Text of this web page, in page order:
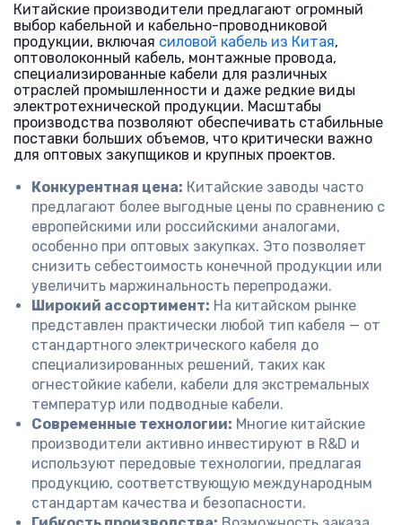
Китайские производители предлагают огромный
выбор кабельной и кабельно-проводниковой
продукции, включая силовой кабель из Китая,
оптоволоконный кабель, монтажные провода,
специализированные кабели для различных
отраслей промышленности и даже редкие виды
электротехнической продукции. Масштабы
производства позволяют обеспечивать стабильные
поставки больших объемов, что критически важно
для оптовых закупщиков и крупных проектов.
Конкурентная цена: Китайские заводы часто
предлагают более выгодные цены по сравнению с
европейскими или российскими аналогами,
особенно при оптовых закупках. Это позволяет
снизить себестоимость конечной продукции или
увеличить маржинальность перепродажи.
Широкий ассортимент: На китайском рынке
представлен практически любой тип кабеля — от
стандартного электрического кабеля до
специализированных решений, таких как
огнестойкие кабели, кабели для экстремальных
температур или подводные кабели.
Современные технологии: Многие китайские
производители активно инвестируют в R&D и
используют передовые технологии, предлагая
продукцию, соответствующую международным
стандартам качества и безопасности.